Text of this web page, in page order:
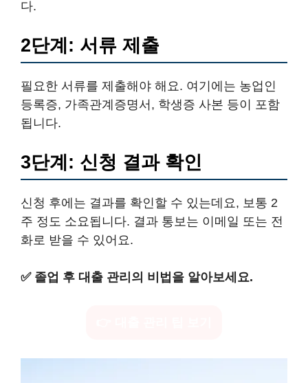
다.
2단계: 서류 제출
필요한 서류를 제출해야 해요. 여기에는 농업인
등록증, 가족관계증명서, 학생증 사본 등이 포함
됩니다.
3단계: 신청 결과 확인
신청 후에는 결과를 확인할 수 있는데요, 보통 2
주 정도 소요됩니다. 결과 통보는 이메일 또는 전
화로 받을 수 있어요.
✅ 졸업 후 대출 관리의 비법을 알아보세요.